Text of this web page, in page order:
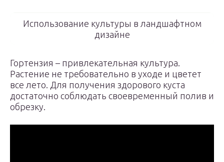
Использование культуры в ландшафтном
дизайне
Гортензия – привлекательная культура.
Растение не требовательно в уходе и цветет
все лето. Для получения здорового куста
достаточно соблюдать своевременный полив и
обрезку.